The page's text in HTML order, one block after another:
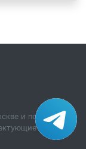
и по
и